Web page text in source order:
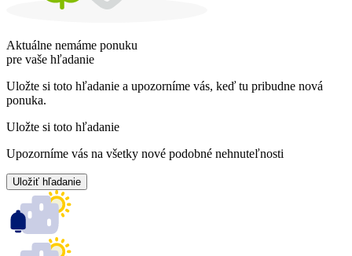
Aktuálne nemáme ponuku
pre vaše hľadanie
Uložte si toto hľadanie a upozorníme vás, keď tu pribudne nová
ponuka.
Uložte si toto hľadanie
Upozorníme vás na všetky nové podobné nehnuteľnosti
Uložiť hľadanie